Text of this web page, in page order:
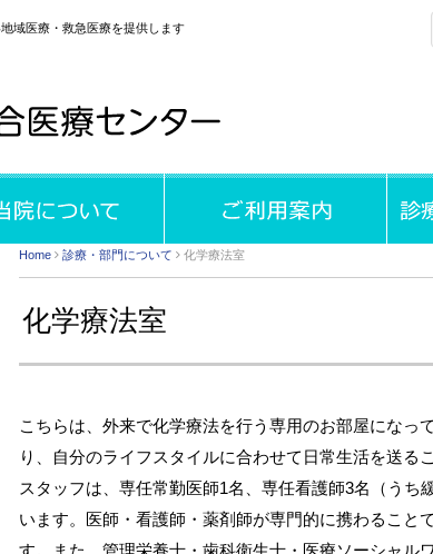
域医療・救急医療を提供します
Home 診療・部門について 化学療法室
化学療法室
こちらは、外来で化学療法を行う専用のお部屋になっ
り、自分のライフスタイルに合わせて日常生活を送る
スタッフは、専任常勤医師1名、専任看護師3名（う
います。医師・看護師・薬剤師が専門的に携わること
す。また、管理栄養士・歯科衛生士・医療ソーシャル